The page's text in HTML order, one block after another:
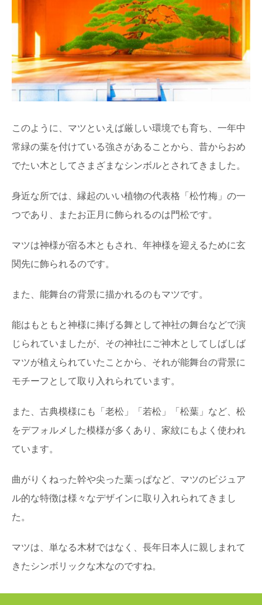
このように、マツといえば厳しい環境でも育ち、一年中
常緑の葉を付けている強さがあることから、昔からおめ
でたい木としてさまざまなシンボルとされてきました。
身近な所では、縁起のいい植物の代表格「松竹梅」の一
つであり、またお正月に飾られるのは門松です。
マツは神様が宿る木ともされ、年神様を迎えるために玄
関先に飾られるのです。
また、能舞台の背景に描かれるのもマツです。
能はもともと神様に捧げる舞として神社の舞台などで演
じられていましたが、その神社にご神木としてしばしば
マツが植えられていたことから、それが能舞台の背景に
モチーフとして取り入れられています。
また、古典模様にも「老松」「若松」「松葉」など、松
をデフォルメした模様が多くあり、家紋にもよく使われ
ています。
曲がりくねった幹や尖った葉っぱなど、マツのビジュア
ル的な特徴は様々なデザインに取り入れられてきまし
た。
マツは、単なる木材ではなく、長年日本人に親しまれて
きたシンボリックな木なのですね。